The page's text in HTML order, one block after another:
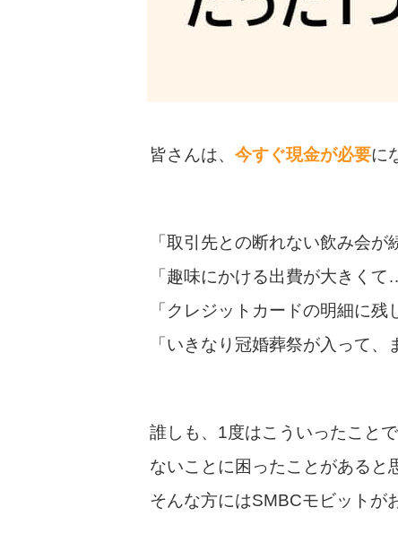
皆さんは、 今すぐ現金が必要に
「取引先との断れない飲み会が
「趣味にかける出費が大きくて
「クレジットカードの明細に
「いきなり冠婚葬祭が入って
誰しも、1度はこういったこと
ないことに困ったことがあると
そんな方にはSMBCモビットが